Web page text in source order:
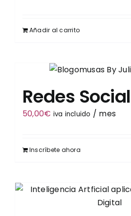
Añadir al carrito
Redes
50,00€ iva incluido / mes
Inscríbete ahora